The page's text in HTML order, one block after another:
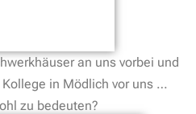
an uns vorbei und
in Mödlich vor uns …
zu bedeuten?